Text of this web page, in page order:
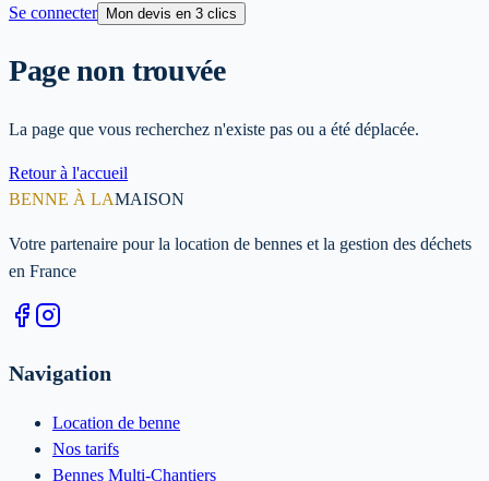
Se connecter
Mon devis en 3 clics
Page non trouvée
La page que vous recherchez n'existe pas ou a été déplacée.
Retour à l'accueil
BENNE À LAMAISON
Votre partenaire pour la location de bennes et la gestion des déchets
en France
Navigation
Location de benne
Nos tarifs
Bennes Multi-Chantiers